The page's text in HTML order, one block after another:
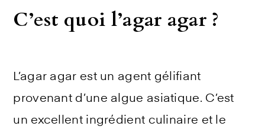
C’est quoi l’agar agar ?
L’agar agar est un agent gélifiant
provenant d’une algue asiatique. C’est
un excellent ingrédient culinaire et le